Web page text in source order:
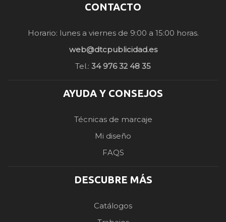
CONTACTO
Horario: lunes a viernes de 9:00 a 15:00 horas.
web@dtcpublicidad.es
Tel.: 34 976 32 48 35
AYUDA Y CONSEJOS
Técnicas de marcaje
Mi diseño
FAQS
DESCUBRE MÁS
Catálogos